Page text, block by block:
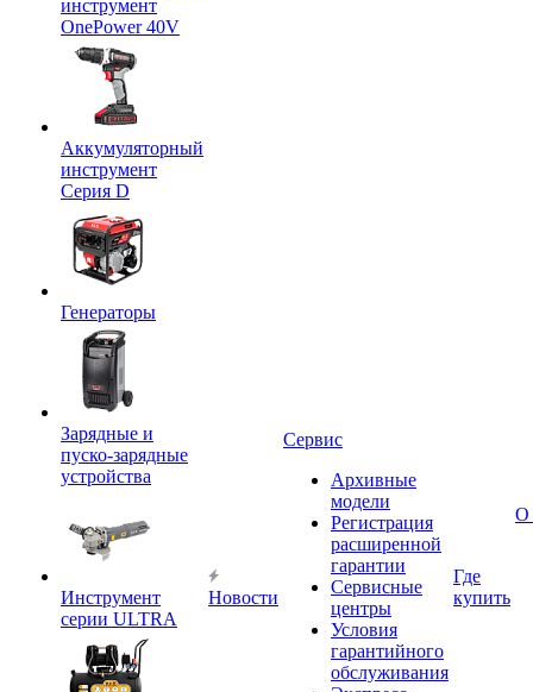
инструмент
OnePower 40V
Аккумуляторный
инструмент
Серия D
Генераторы
Зарядные и
пуско-зарядные
устройства
Инструмент
серии ULTRA
Новости
Сервис
Архивные
модели
Регистрация
расширенной
гарантии
Сервисные
центры
Условия
гарантийного
обслуживания
Где
купить
О